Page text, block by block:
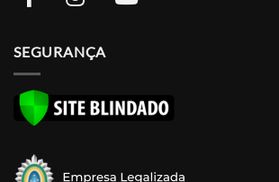
SEGURANÇA